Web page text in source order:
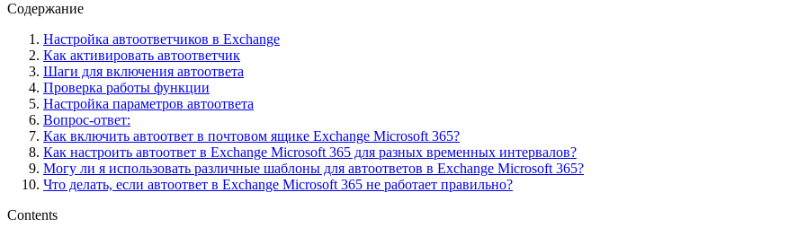
Содержание
Настройка автоответчиков в Exchange
Как активировать автоответчик
Шаги для включения автоответа
Проверка работы функции
Настройка параметров автоответа
Вопрос-ответ:
Как включить автоответ в почтовом ящике Exchange Microsoft 365?
Как настроить автоответ в Exchange Microsoft 365 для разных временных интервалов?
Могу ли я использовать различные шаблоны для автоответов в Exchange Microsoft 365?
Что делать, если автоответ в Exchange Microsoft 365 не работает правильно?
Contents